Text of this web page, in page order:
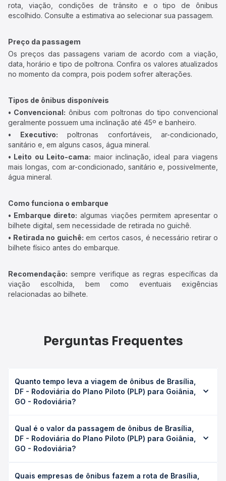
rota, viação, condições de trânsito e o tipo de ônibus
escolhido. Consulte a estimativa ao selecionar sua passagem.
Preço da passagem
Os preços das passagens variam de acordo com a viação,
data, horário e tipo de poltrona. Confira os valores atualizados
no momento da compra, pois podem sofrer alterações.
Tipos de ônibus disponíveis
• Convencional: ônibus com poltronas do tipo convencional
geralmente possuem uma inclinação até 45º e banheiro.
• Executivo: poltronas confortáveis, ar-condicionado,
sanitário e, em alguns casos, água mineral.
• Leito ou Leito-cama: maior inclinação, ideal para viagens
mais longas, com ar-condicionado, sanitário e, possivelmente,
água mineral.
Como funciona o embarque
• Embarque direto: algumas viações permitem apresentar o
bilhete digital, sem necessidade de retirada no guichê.
• Retirada no guichê: em certos casos, é necessário retirar o
bilhete físico antes do embarque.
Recomendação: sempre verifique as regras específicas da
viação escolhida, bem como eventuais exigências
relacionadas ao bilhete.
Perguntas Frequentes
Quanto tempo leva a viagem de ônibus de Brasília,
DF - Rodoviária do Plano Piloto (PLP) para Goiânia,
GO - Rodoviária?
Piloto (PLP) para Goiânia, GO - Rodoviária leva em média
4h 30min, podendo variar conforme a viação, o tipo de
serviço (convencional, executivo ou leito) e as condições
Qual é o valor da passagem de ônibus de Brasília,
DF - Rodoviária do Plano Piloto (PLP) para Goiânia,
GO - Rodoviária?
Rodoviária do Plano Piloto (PLP) para Goiânia, GO -
Quais empresas de ônibus fazem a rota de Brasília,